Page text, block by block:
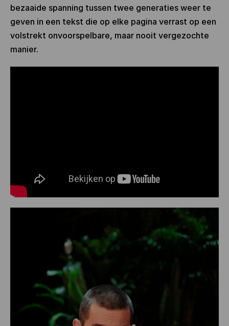
bezaaide spanning tussen twee generaties weer te
geven in een tekst die op elke pagina verrast op een
volstrekt onvoorspelbare, maar nooit vergezochte
manier.